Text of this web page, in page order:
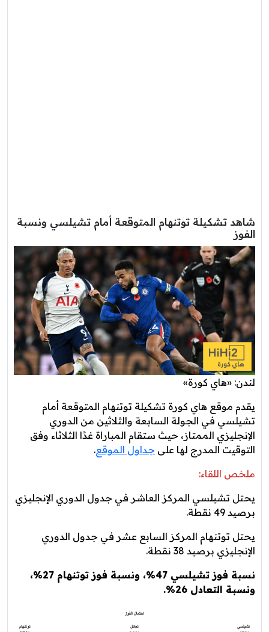
شاهد تشكيلة توتنهام المتوقعة أمام تشيلسي ونسبة
الفوز
لندن: «هاي كورة»
يقدم موقع هاي كورة تشكيلة توتنهام المتوقعة أمام
تشيلسي في الجولة السابعة والثلاثين من الدوري
الإنجليزي الممتاز، حيث ستقام المباراة غدًا الثلاثاء وفق
التوقيت المدرج لها على جداول الموقع.
ملخص اللقاء:
يحتل تشيلسي المركز العاشر في جدول الدوري الإنجليزي
برصيد 49 نقطة.
يحتل توتنهام المركز السابع عشر في جدول الدوري
الإنجليزي برصيد 38 نقطة.
نسبة فوز تشيلسي 47%، ونسبة فوز توتنهام 27%،
ونسبة التعادل 26%.